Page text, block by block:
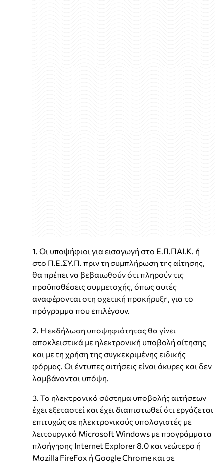
1. Οι υποψήφιοι για εισαγωγή στο Ε.Π.ΠΑΙ.Κ. ή
στο Π.Ε.ΣΥ.Π. πριν τη συμπλήρωση της αίτησης,
θα πρέπει να βεβαιωθούν ότι πληρούν τις
προϋποθέσεις συμμετοχής, όπως αυτές
αναφέρονται στη σχετική προκήρυξη, για το
πρόγραμμα που επιλέγουν.
2. Η εκδήλωση υποψηφιότητας θα γίνει
αποκλειστικά με ηλεκτρονική υποβολή αίτησης
και με τη χρήση της συγκεκριμένης ειδικής
φόρμας. Οι έντυπες αιτήσεις είναι άκυρες και δεν
λαμβάνονται υπόψη.
3. Το ηλεκτρονικό σύστημα υποβολής αιτήσεων
έχει εξεταστεί και έχει διαπιστωθεί ότι εργάζεται
επιτυχώς σε ηλεκτρονικούς υπολογιστές με
λειτουργικό Microsoft Windows με προγράμματα
πλοήγησης Internet Explorer 8.0 και νεώτερο ή
Mozilla FireFox ή Google Chrome και σε